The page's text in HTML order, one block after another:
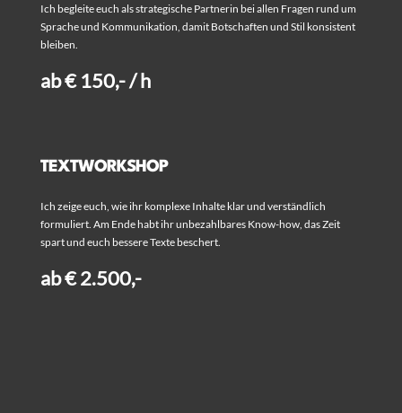
Ich begleite euch als strategische Partnerin bei allen Fragen rund um
Sprache und Kommunikation, damit Botschaften und Stil konsistent
bleiben.
ab € 150,- / h
TEXTWORKSHOP
Ich zeige euch, wie ihr komplexe Inhalte klar und verständlich
formuliert. Am Ende habt ihr unbezahlbares Know-how, das Zeit
spart und euch bessere Texte beschert.
ab € 2.500,-